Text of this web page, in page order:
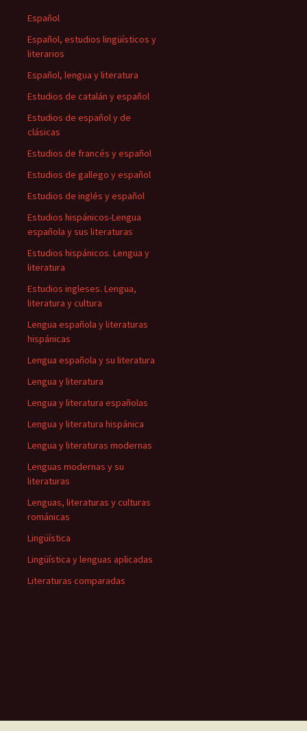
Español
Español, estudios lingüísticos y
literarios
Español, lengua y literatura
Estudios de catalán y español
Estudios de español y de
clásicas
Estudios de francés y español
Estudios de gallego y español
Estudios de inglés y español
Estudios hispánicos-Lengua
española y sus literaturas
Estudios hispánicos. Lengua y
literatura
Estudios ingleses. Lengua,
literatura y cultura
Lengua española y literaturas
hispánicas
Lengua española y su literatura
Lengua y literatura
Lengua y literatura españolas
Lengua y literatura hispánica
Lengua y literaturas modernas
Lenguas modernas y su
literaturas
Lenguas, literaturas y culturas
románicas
Lingüística
Lingüística y lenguas aplicadas
Literaturas comparadas